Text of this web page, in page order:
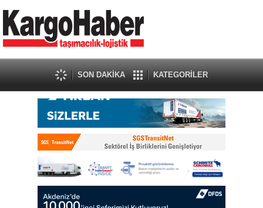
SON DAKİKA KATEGORİLER